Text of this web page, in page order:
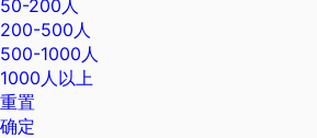
50-200人
200-500人
500-1000人
1000人以上
重置
确定